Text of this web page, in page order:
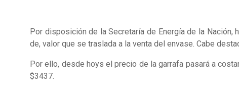
Por disposición de la Secretaría de Energía de la
de, valor que se traslada a la venta del envase. Cabe
Por ello, desde hoys el precio de la garrafa pasará a
$3437.